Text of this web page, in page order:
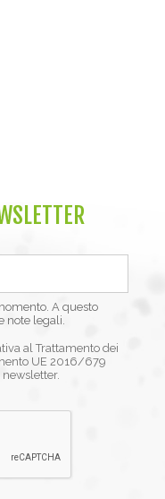
A questo
note legali.
al Trattamento dei
UE 2016/679